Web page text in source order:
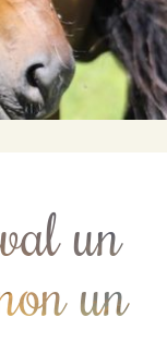
un
un